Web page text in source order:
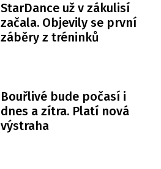
StarDance už v zákulisí
začala. Objevily se první
záběry z tréninků
Bouřlivé bude počasí i
dnes a zítra. Platí nová
výstraha